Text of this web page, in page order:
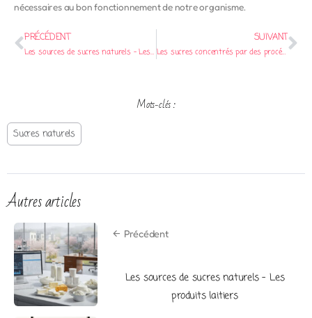
nécessaires au bon fonctionnement de notre organisme.
PRÉCÉDENT
Les sources de sucres naturels – Les produits laitiers
SUIVANT
Les sucres concentrés par des procédés naturels ou industriels
Mots-clés :
Sucres naturels
Autres articles
Précédent
Les sources de sucres naturels – Les
produits laitiers